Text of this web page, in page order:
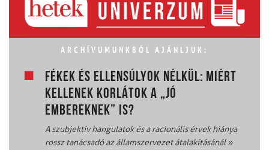
ARCHÍVUMUNKBÓL AJÁNLJUK:
FÉKEK ÉS ELLENSÚLYOK NÉLKÜL: MIÉRT
KELLENEK KORLÁTOK A „JÓ
EMBEREKNEK” IS?
A szubjektív hangulatok és a racionális érvek hiánya
rossz tanácsadó az államszervezet átalakításánál»